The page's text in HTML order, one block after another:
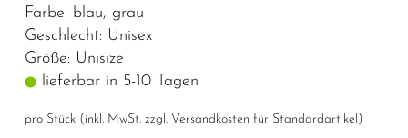
Farbe: blau, grau
Geschlecht: Unisex
Größe: Unisize
lieferbar in 5-10 Tagen
pro Stück (inkl. MwSt. zzgl. Versandkosten für Standardartikel )